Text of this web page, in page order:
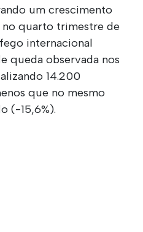
um crescimento
no quarto trimestre de
internacional
queda observada nos
14.200
que no mesmo
(-15,6%).